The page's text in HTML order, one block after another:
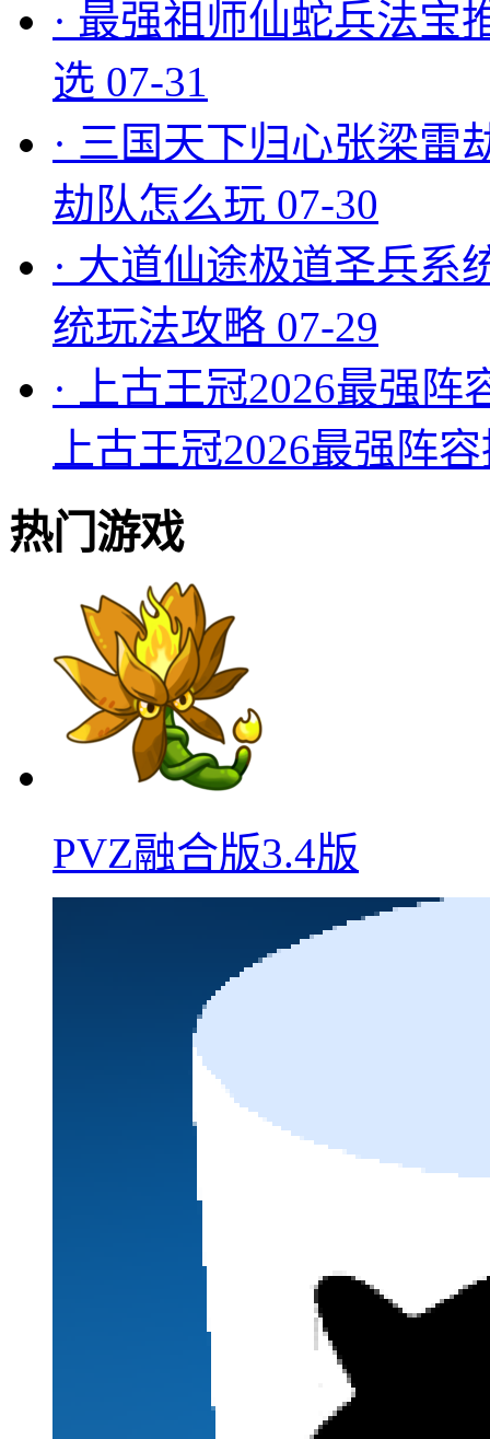
· 最强祖师仙蛇兵法宝
选 07-31
· 三国天下归心张梁雷
劫队怎么玩 07-30
· 大道仙途极道圣兵系
统玩法攻略 07-29
·
上古王冠2026最强
上古王冠2026最强阵
热门游戏
PVZ融合版3.4版